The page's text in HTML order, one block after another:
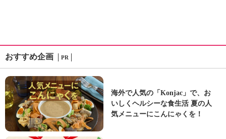
おすすめ企画 PR
海外で人気の「Konjac」で、お
いしくヘルシーな食生活 夏の人
気メニューにこんにゃくを！